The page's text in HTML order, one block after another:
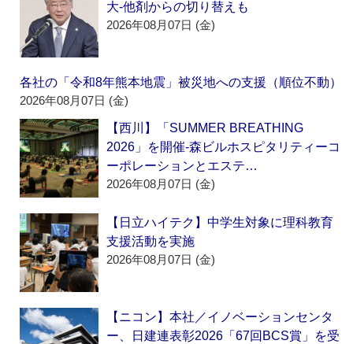
大‐他剤からの切り替えも
2026年08月07日 (金)
各社の「令和8年熊本地震」被災地への支援（順位不動）
2026年08月07日 (金)
【西川】「SUMMER BREATHING
2026」を開催‐森ビルホスピタリティーコ
ーポレーションとエステ…
2026年08月07日 (金)
【日立ハイテク】中学生対象に理科教育
支援活動を実施
2026年08月07日 (金)
【ニコン】本社／イノベーションセンタ
ー、日建連表彰2026「67回BCS賞」を受